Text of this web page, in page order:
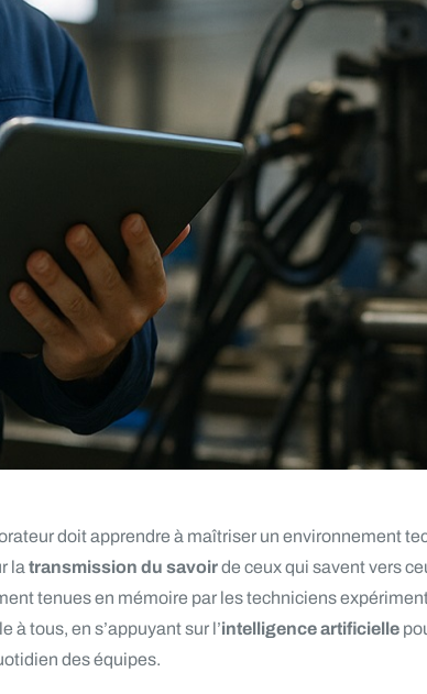
doit apprendre à maîtriser un environnement
la transmission du savoirde ceux qui savent vers
tenues en mémoire par les techniciens
à tous, en s’appuyant sur l’intelligence artificielle
des équipes.